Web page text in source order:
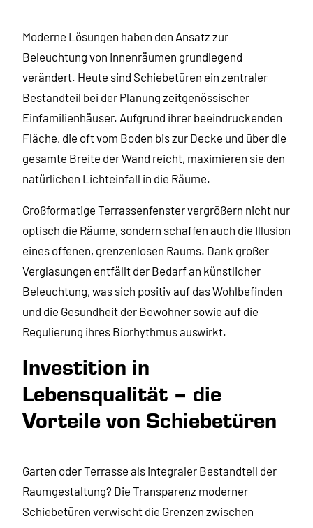
Moderne Lösungen haben den Ansatz zur
Beleuchtung von Innenräumen grundlegend
verändert. Heute sind Schiebetüren ein zentraler
Bestandteil bei der Planung zeitgenössischer
Einfamilienhäuser. Aufgrund ihrer beeindruckenden
Fläche, die oft vom Boden bis zur Decke und über die
gesamte Breite der Wand reicht, maximieren sie den
natürlichen Lichteinfall in die Räume.
Großformatige Terrassenfenster vergrößern nicht nur
optisch die Räume, sondern schaffen auch die Illusion
eines offenen, grenzenlosen Raums. Dank großer
Verglasungen entfällt der Bedarf an künstlicher
Beleuchtung, was sich positiv auf das Wohlbefinden
und die Gesundheit der Bewohner sowie auf die
Regulierung ihres Biorhythmus auswirkt.
Investition in
Lebensqualität – die
Vorteile von Schiebetüren
Garten oder Terrasse als integraler Bestandteil der
Raumgestaltung? Die Transparenz moderner
Schiebetüren verwischt die Grenzen zwischen